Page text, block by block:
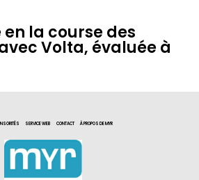
la course des
Volta, évaluée à
SERVICE WEB CONTACT À PROPOS DE MYR